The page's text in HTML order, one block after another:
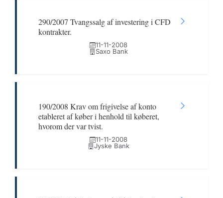
290/2007 Tvangssalg af investering i CFD
kontrakter.
11-11-2008
Saxo Bank
190/2008 Krav om frigivelse af konto
etableret af køber i henhold til køberet,
hvorom der var tvist.
11-11-2008
Jyske Bank